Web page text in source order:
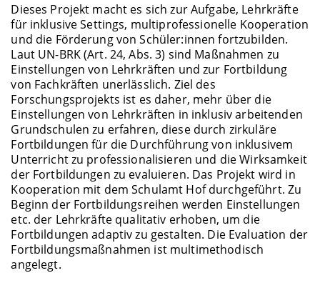
Dieses Projekt macht es sich zur Aufgabe, Lehrkräfte
für inklusive Settings, multiprofessionelle Kooperation
und die Förderung von Schüler:innen fortzubilden.
Laut UN-BRK (Art. 24, Abs. 3) sind Maßnahmen zu
Einstellungen von Lehrkräften und zur Fortbildung
von Fachkräften unerlässlich. Ziel des
Forschungsprojekts ist es daher, mehr über die
Einstellungen von Lehrkräften in inklusiv arbeitenden
Grundschulen zu erfahren, diese durch zirkuläre
Fortbildungen für die Durchführung von inklusivem
Unterricht zu professionalisieren und die Wirksamkeit
der Fortbildungen zu evaluieren. Das Projekt wird in
Kooperation mit dem Schulamt Hof durchgeführt. Zu
Beginn der Fortbildungsreihen werden Einstellungen
etc. der Lehrkräfte qualitativ erhoben, um die
Fortbildungen adaptiv zu gestalten. Die Evaluation der
Fortbildungsmaßnahmen ist multimethodisch
angelegt.